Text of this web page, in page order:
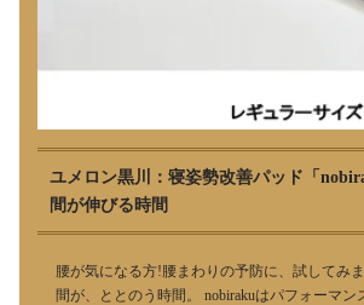
ユメロン黒川：寝姿勢改善パッド「
間が伸びる時間
腰が気になる方!腰まわりの予防に、試してみ
間が、ととのう時間。 nobirakuはパフォーマン